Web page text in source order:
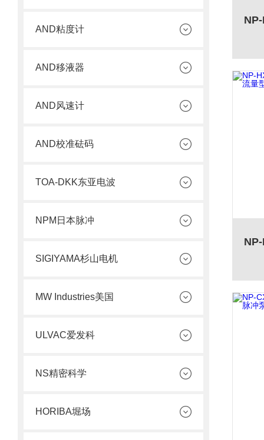
AND粘度计
AND移液器
AND风速计
AND校准砝码
TOA-DKK东亚电波
NPM日本脉冲
SIGIYAMA杉山电机
MW Industries美国
ULVAC爱发科
NS精密科学
HORIBA堀场